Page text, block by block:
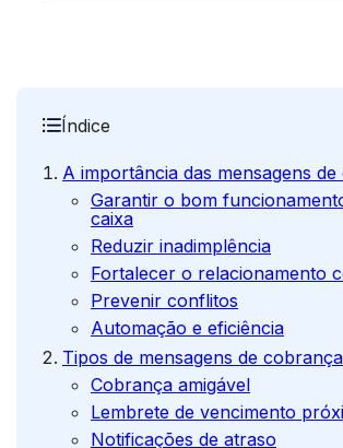
Índice
A importância das mensagens
Garantir o bom
caixa
Reduzir inadimplência
Fortalecer o relacionamento
Prevenir conflitos
Automação e eficiência
Tipos de mensagens de cobrança
Cobrança amigável
Lembrete de vencimento
Notificações de atraso